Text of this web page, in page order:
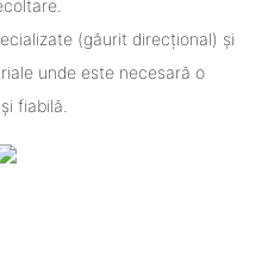
(găurit direcțional) și
unde este necesară o
fiabilă.